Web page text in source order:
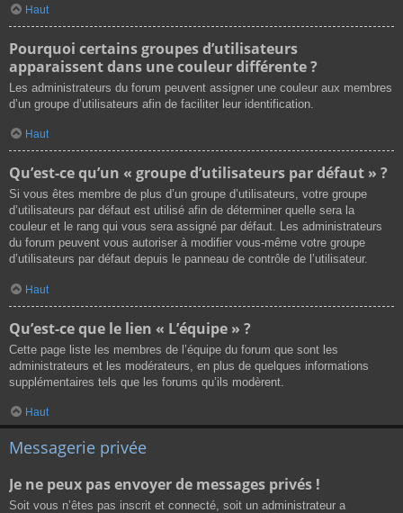
Haut
Pourquoi certains groupes d’utilisateurs
apparaissent dans une couleur différente ?
Les administrateurs du forum peuvent assigner une couleur aux membres
d’un groupe d’utilisateurs afin de faciliter leur identification.
Haut
Qu’est-ce qu’un « groupe d’utilisateurs par défaut » ?
Si vous êtes membre de plus d’un groupe d’utilisateurs, votre groupe
d’utilisateurs par défaut est utilisé afin de déterminer quelle sera la
couleur et le rang qui vous sera assigné par défaut. Les administrateurs
du forum peuvent vous autoriser à modifier vous-même votre groupe
d’utilisateurs par défaut depuis le panneau de contrôle de l’utilisateur.
Haut
Qu’est-ce que le lien « L’équipe » ?
Cette page liste les membres de l’équipe du forum que sont les
administrateurs et les modérateurs, en plus de quelques informations
supplémentaires tels que les forums qu’ils modèrent.
Haut
Messagerie privée
Je ne peux pas envoyer de messages privés !
Soit vous n’êtes pas inscrit et connecté, soit un administrateur a